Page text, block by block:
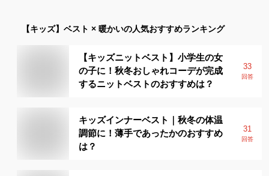
【キッズ】 ベスト × 暖かいの人気おすすめランキング
【キッズニットベスト】小学生の女
の子に！秋冬おしゃれコーデが完成
するニットベストのおすすめは？
33
回答
キッズインナーベスト｜秋冬の体温
調節に！薄手であったかのおすすめ
は？
31
回答